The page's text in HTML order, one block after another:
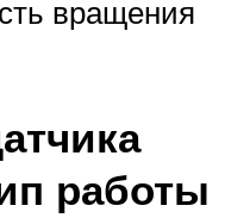
вращения
работы